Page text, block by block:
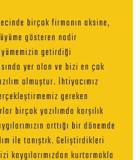
birçok firmanın aksine,
gösteren nadir
getirdiği
yer alan ve bizi en çok
olmuştur. İhtiyacımız
gereken
birçok yazılımda karşılık
arttığı bir dönemde
ile tanıştık. Geliştirdikleri
kaygılarımızdan kurtarmakla